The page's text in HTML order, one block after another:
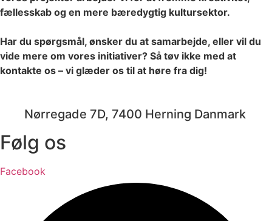
fællesskab og en mere bæredygtig kultursektor.
Har du spørgsmål, ønsker du at samarbejde, eller vil du
vide mere om vores initiativer? Så tøv ikke med at
kontakte os – vi glæder os til at høre fra dig!
Nørregade 7D, 7400 Herning Danmark
Følg os
Facebook